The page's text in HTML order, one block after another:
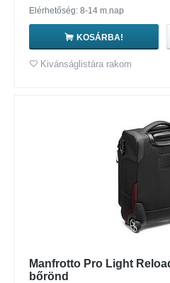
Elérhetőség: 8-14 m.nap
KOSÁRBA!
Kivánságlistára rakom
Manfrotto Pro Light
bőrönd